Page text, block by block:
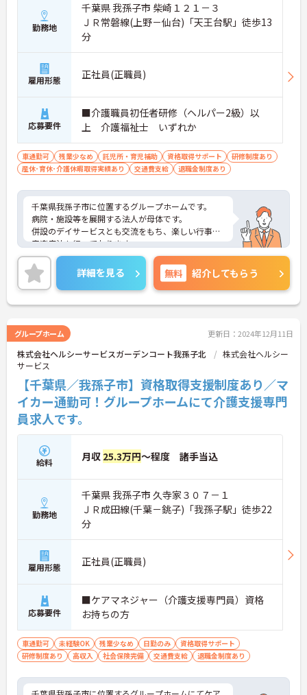
勤務地
千葉県 我孫子市 柴崎１２１－３
ＪＲ常磐線(上野－仙台)「天王台駅」徒歩13
分
雇用形態 正社員(正職員)
応募要件
■介護職員初任者研修（ヘルパー2級）以
上 介護福祉士 いずれか
車通勤可 残業少なめ 託児所・育児補助 資格取得サポート
研修制度あり
産休･育休･介護休暇取得実績あり
交通費支給 退職金制度あり
千葉県我孫子市に位置するグループホームです。
病院・施設等を展開する法人が母体です。
併設のデイサービスとも交流をもち、楽しい行事や
音楽療法も行っております。
資格取得支援制度もあり、スキルアップも目指せる
環境です。
ご興味ある方には、面接対策ポイントなど、さらに
詳細をお話しいたしますのでお気軽にご相談くださ
い！
詳細を見る 無料 紹介してもらう
グループホーム 更新日：2024年12月11日
株式会社ヘルシーサービスガーデンコート我孫子北
株式会社ヘルシー
サービス
【千葉県／我孫子市】資格取得支援制度あり／マ
イカー通勤可！グループホームにて介護支援専門
員求人です。
給料 月収 25.3万円～程度 諸手当込
勤務地
千葉県 我孫子市 久寺家３０７－１
ＪＲ成田線(千葉－銚子)「我孫子駅」徒歩22
分
雇用形態 正社員(正職員)
応募要件
■ケアマネジャー（介護支援専門員）資格
お持ちの方
車通勤可 未経験OK 残業少なめ 日勤のみ
資格取得サポート
研修制度あり
高収入 社会保険完備 交通費支給 退職金制度あり